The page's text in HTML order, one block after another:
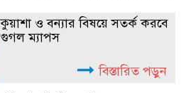
কুয়াশা ও বন্যার বিষয়ে সতর্ক করবে
গুগল ম্যাপস
বিস্তারিত পড়ুন